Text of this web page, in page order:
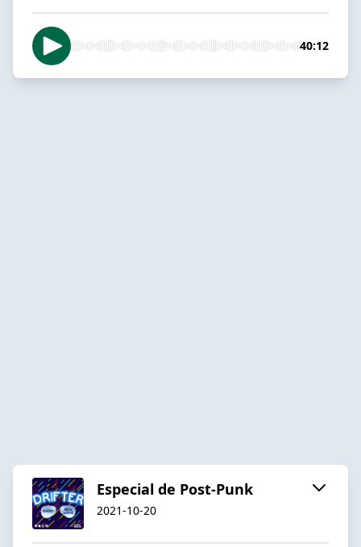
40:12
Especial de Post-Punk
2021-10-20